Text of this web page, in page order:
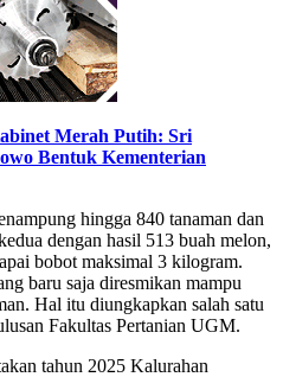
Merah Putih: Sri
Bentuk Kementerian
hingga 840 tanaman dan
dengan hasil 513 buah melon,
bobot maksimal 3 kilogram.
baru saja diresmikan mampu
Hal itu diungkapkan salah satu
Fakultas Pertanian UGM.
tahun 2025 Kalurahan